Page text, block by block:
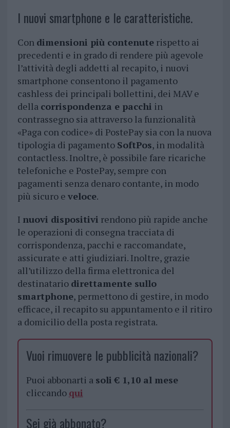
I nuovi smartphone e le caratteristiche.
Con dimensioni più contenuterispetto ai
precedenti e in grado di rendere più agevole
l’attività degli addetti al recapito, i nuovi
smartphone consentono il pagamento
cashless dei principali bollettini, dei MAV e
della corrispondenza e pacchi in
contrassegno sia attraverso la funzionalità
«Paga con codice» di PostePay sia con la nuova
tipologia di pagamento SoftPos, in modalità
contactless. Inoltre, è possibile fare ricariche
telefoniche e PostePay, sempre con
pagamenti senza denaro contante, in modo
più sicuro e veloce.
I nuovi dispositivi rendono più rapide anche
le operazioni di consegna tracciata di
corrispondenza, pacchi e raccomandate,
assicurate e atti giudiziari. Inoltre, grazie
all’utilizzo della firma elettronica del
destinatario direttamente sullo
smartphone, permettono di gestire, in modo
efficace, il recapito su appuntamento e il ritiro
a domicilio della posta registrata.
Vuoi rimuovere le pubblicità nazionali?
Puoi abbonarti a soli € 1,10 al mese
cliccando qui
Sei già abbonato?